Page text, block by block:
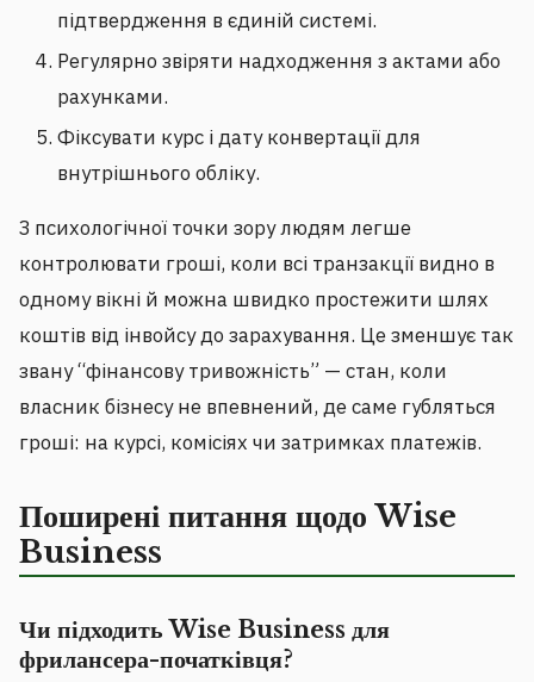
підтвердження в єдиній системі.
Регулярно звіряти надходження з актами або
рахунками.
Фіксувати курс і дату конвертації для
внутрішнього обліку.
З психологічної точки зору людям легше
контролювати гроші, коли всі транзакції видно в
одному вікні й можна швидко простежити шлях
коштів від інвойсу до зарахування. Це зменшує так
звану “фінансову тривожність” — стан, коли
власник бізнесу не впевнений, де саме губляться
гроші: на курсі, комісіях чи затримках платежів.
Поширені питання щодо Wise
Business
Чи підходить Wise Business для
фрилансера-початківця?